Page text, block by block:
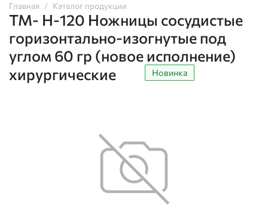
Главная Каталог продукции
ТМ- Н-120 Ножницы сосудистые
горизонтально-изогнутые под
углом 60 гр (новое исполнение)
хирургические
Новинка